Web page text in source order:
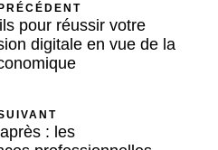
pour réussir votre
digitale en vue de la
: les